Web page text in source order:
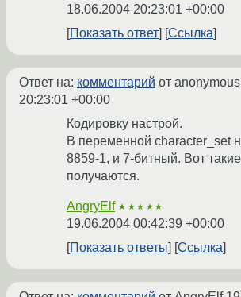
18.06.2004 20:23:01 +00:00
Показать ответ
Ссылка
Ответ на: комментарий от anonymous
20:23:01 +00:00
Кодировку настрой.
В переменной character_set
8859-1, и 7-битный. Вот
получаются.
AngryElf ★★★★★
19.06.2004 00:42:39 +00:00
Показать ответы
Ссылка